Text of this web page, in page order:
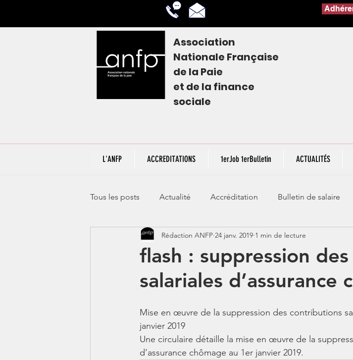
Association
Nationale Française
de la Paie
et de la finance
sociale
L'ANFP ACCREDITATIONS 1erJob 1erBulletin ACTUALITÉS
Tous les posts Actualité Accréditation Bulletin de salaire
CORONAVIRUS - COVID 19 Jurisprudence Rémunération
Jeunes - 1erJob1erBP DSN BOSS Contrats aidés
flash : suppression
salariales d’assurance
Rédaction ANFP 24 janv. 2019 1 min de lecture
Mise en œuvre de la suppression des contributions
janvier 2019
Une circulaire détaille la mise en œuvre de la
d’assurance chômage au 1er janvier 2019.